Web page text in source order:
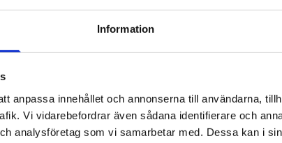
Information
anpassa innehållet och annonserna till användarna,
Vi vidarebefordrar även sådana identifierare och
analysföretag som vi samarbetar med. Dessa kan i
én arbeidsdag
Personlig kontakt og
Import og eksport av
Konsultasjon og hjelp
bedriften